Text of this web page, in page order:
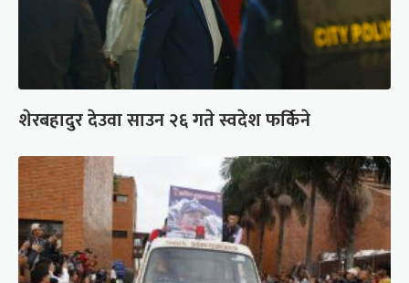
शेरबहादुर देउवा साउन २६ गते स्वदेश फर्किने